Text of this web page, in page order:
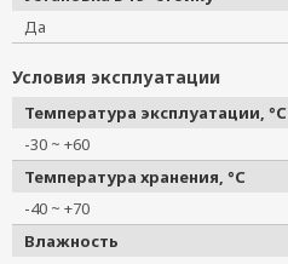
Да
Условия эксплуатации
Температура эксплуатации, °C
-30 ~ +60
Температура хранения, °C
-40 ~ +70
Влажность